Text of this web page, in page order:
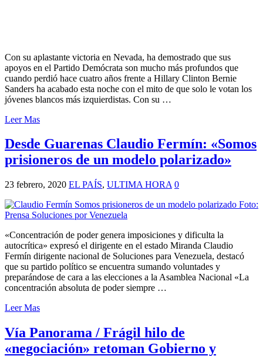
Con su aplastante victoria en Nevada, ha demostrado que sus
apoyos en el Partido Demócrata son mucho más profundos que
cuando perdió hace cuatro años frente a Hillary Clinton Bernie
Sanders ha acabado esta noche con el mito de que solo le votan los
jóvenes blancos más izquierdistas. Con su …
Leer Mas
Desde Guarenas Claudio Fermín: «Somos
prisioneros de un modelo polarizado»
23 febrero, 2020 EL PAÍS, ULTIMA HORA 0
«Concentración de poder genera imposiciones y dificulta la
autocrítica» expresó el dirigente en el estado Miranda Claudio
Fermín dirigente nacional de Soluciones para Venezuela, destacó
que su partido político se encuentra sumando voluntades y
preparándose de cara a las elecciones a la Asamblea Nacional «La
concentración absoluta de poder siempre …
Leer Mas
Vía Panorama / Frágil hilo de
«negociación» retoman Gobierno y